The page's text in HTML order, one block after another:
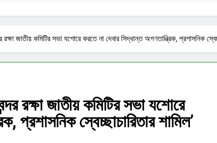
জাতীয় কমিটির সভা যশোরে করতে না দেবার সিদ্ধান্ত অগণতান্ত্রিক, প্রশাসনিক
রক্ষা জাতীয় কমিটির সভা যশোরে
প্রশাসনিক স্বেচ্ছাচারিতার শামিল’